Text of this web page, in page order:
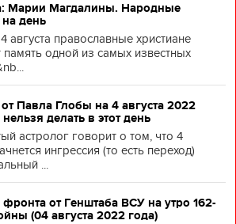
Марии Магдалины. Народные
день
августа православные христиане
память одной из самых известных
Павла Глобы на 4 августа 2022
нельзя делать в этот день
астролог говорит о том, что 4
ингрессия (то есть переход)
...
от Генштаба ВСУ на утро 162-
(04 августа 2022 года)